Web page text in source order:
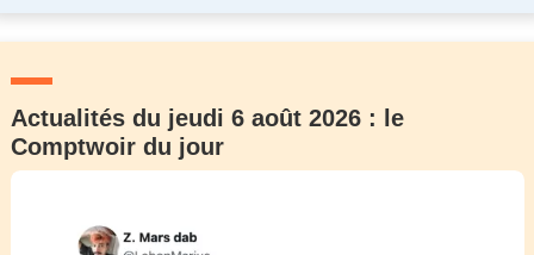
Actualités du jeudi 6 août 2026 : le
Comptwoir du jour